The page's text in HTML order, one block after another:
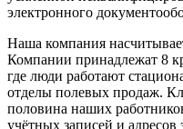
электронного
Наша компания
Компании принадлежат 8
где люди работают
отделы полевых продаж.
половина наших
учётных записей и